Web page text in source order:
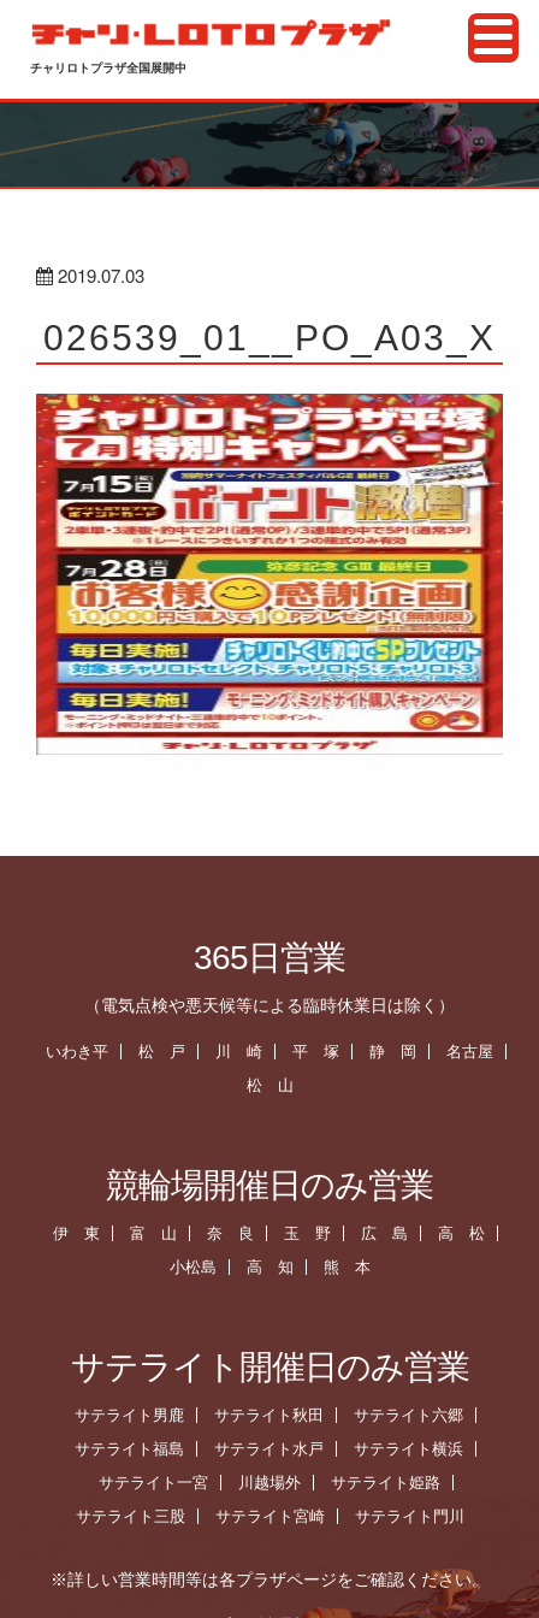
チャリロトプラザ全国展開中
2019.07.03
026539_01__PO_A03_X
365日営業
（電気点検や悪天候等による臨時休業日は除く）
いわき平 松 戸 川 崎 平 塚 静 岡
名古屋
松 山
競輪場開催日のみ営業
伊 東 富 山 奈 良 玉 野 広 島
高 松
小松島
高 知 熊 本
サテライト開催日のみ営業
サテライト男鹿 サテライト秋田
サテライト六郷
サテライト福島
サテライト水戸
サテライト横浜
サテライト一宮
川越場外
サテライト姫路
サテライト三股
サテライト宮崎 サテライト門川
※詳しい営業時間等は各プラザページをご確認ください。